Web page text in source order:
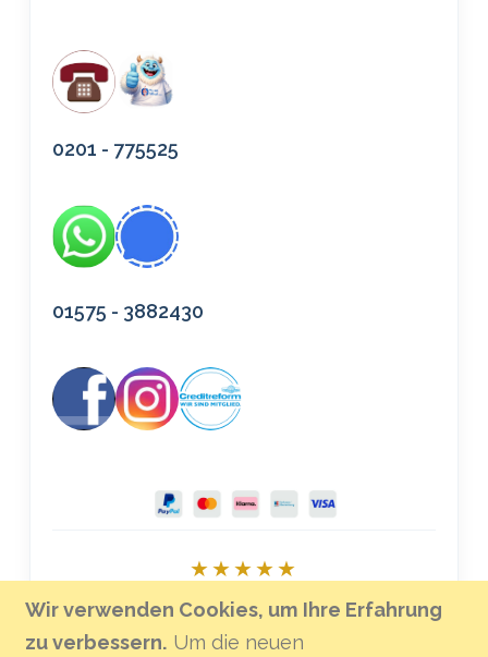
Wir verwenden Cookies, um Ihre Erfahrung
zu verbessern. Um die neuen
0201 - 775525
01575 - 3882430
★★★★★
Bei Google bewerten